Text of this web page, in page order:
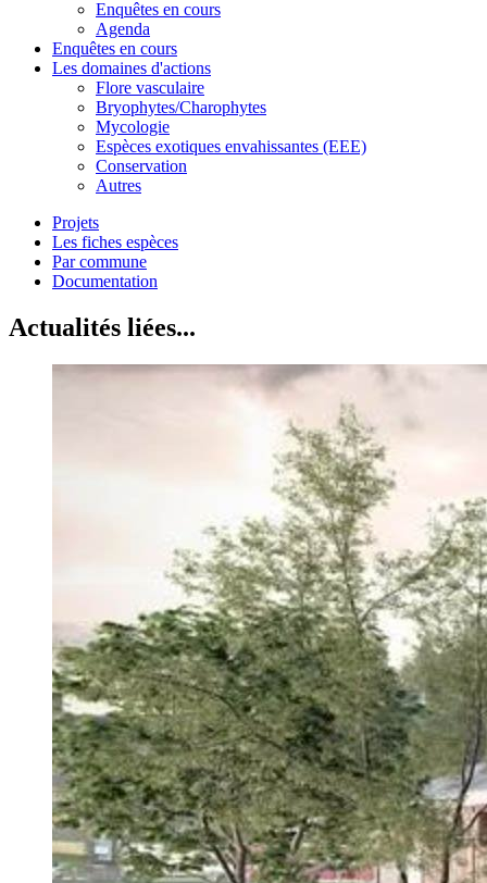
Enquêtes en cours
Agenda
Enquêtes en cours
Les domaines d'actions
Flore vasculaire
Bryophytes/Charophytes
Mycologie
Espèces exotiques envahissantes (EEE)
Conservation
Autres
Projets
Les fiches espèces
Par commune
Documentation
Actualités liées...